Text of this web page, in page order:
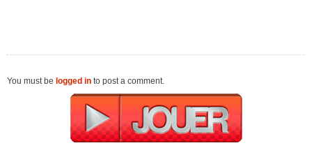
You must be logged in to post a comment.